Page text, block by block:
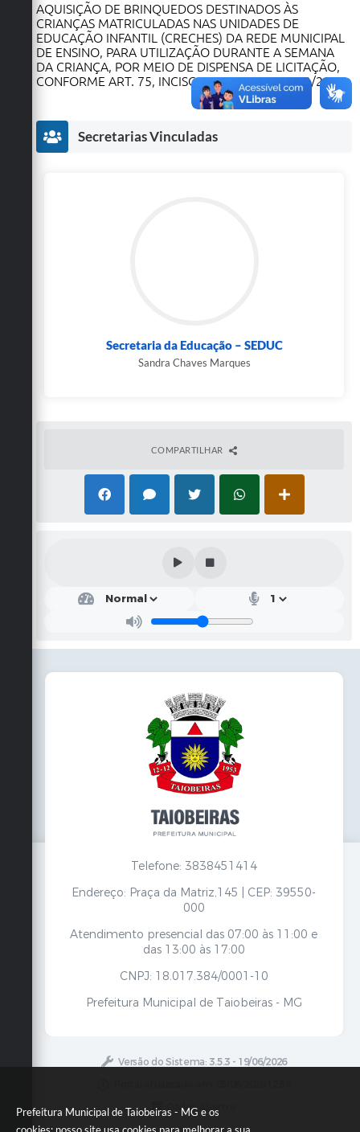
Prefeitura Municipal de Taiobeiras - MG e os
Sala M. do Empreendedor
Secretarias
AQUISIÇÃO DE BRINQUEDOS DESTINADOS ÀS
CRIANÇAS MATRICULADAS NAS UNIDADES DE
EDUCAÇÃO INFANTIL (CRECHES) DA REDE MUNICIPAL
DE ENSINO, PARA UTILIZAÇÃO DURANTE A SEMANA
DA CRIANÇA, POR MEIO DE DISPENSA DE LICITAÇÃO,
CONFORME ART. 75, INCISO II, DA LEI Nº 14.133/2021.
Secretarias Vinculadas
Secretaria da Educação – SEDUC
Sandra Chaves Marques
COMPARTILHAR
Telefone: 3838451414
Endereço: Praça da Matriz,145 | CEP: 39550-
000
Atendimento presencial das 07:00 às 11:00 e
das 13:00 às 17:00
CNPJ: 18.017.384/0001-10
Prefeitura Municipal de Taiobeiras - MG
Versão do Sistema: 3.5.3 - 19/06/2026
Dados Abertos